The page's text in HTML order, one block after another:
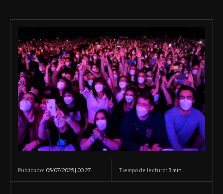
Publicado: 05/07/2025 | 00:27 Tiempo de lectura: 8 min.